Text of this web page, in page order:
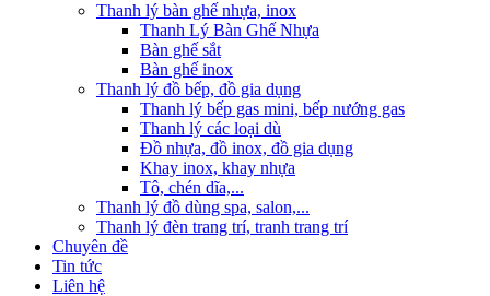
Thanh lý bàn ghế nhựa, inox
Thanh Lý Bàn Ghế Nhựa
Bàn ghế sắt
Bàn ghế inox
Thanh lý đồ bếp, đồ gia dụng
Thanh lý bếp gas mini, bếp nướng gas
Thanh lý các loại dù
Đồ nhựa, đồ inox, đồ gia dụng
Khay inox, khay nhựa
Tô, chén dĩa,...
Thanh lý đồ dùng spa, salon,...
Thanh lý đèn trang trí, tranh trang trí
Chuyên đề
Tin tức
Liên hệ